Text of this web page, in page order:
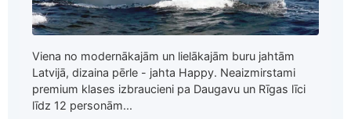
Viena no modernākajām un lielākajām buru jahtām
Latvijā, dizaina pērle - jahta Happy. Neaizmirstami
premium klases izbraucieni pa Daugavu un Rīgas līci
līdz 12 personām...